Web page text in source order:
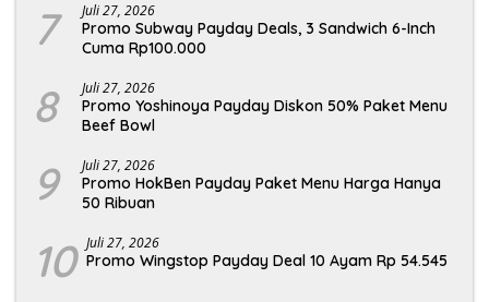
7 Juli 27, 2026
Promo Subway Payday Deals, 3 Sandwich 6-Inch
Cuma Rp100.000
8 Juli 27, 2026
Promo Yoshinoya Payday Diskon 50% Paket Menu
Beef Bowl
9 Juli 27, 2026
Promo HokBen Payday Paket Menu Harga Hanya
50 Ribuan
10 Juli 27, 2026
Promo Wingstop Payday Deal 10 Ayam Rp 54.545